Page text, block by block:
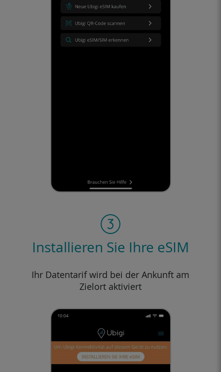
Installieren Sie Ihre eSIM
Ihr Datentarif wird bei der Ankunft am
Zielort aktiviert